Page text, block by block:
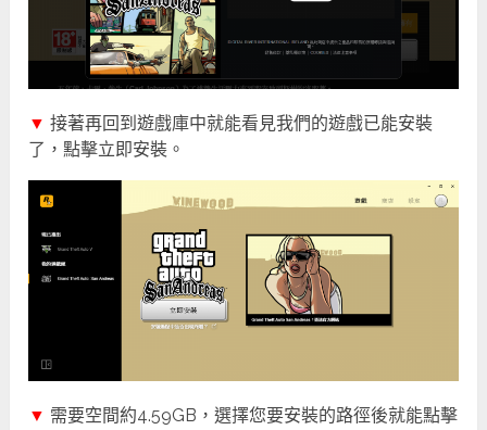
▼ 接著再回到遊戲庫中就能看見我們的遊戲已能安裝
了，點擊立即安裝。
▼ 需要空間約4.59GB，選擇您要安裝的路徑後就能點擊